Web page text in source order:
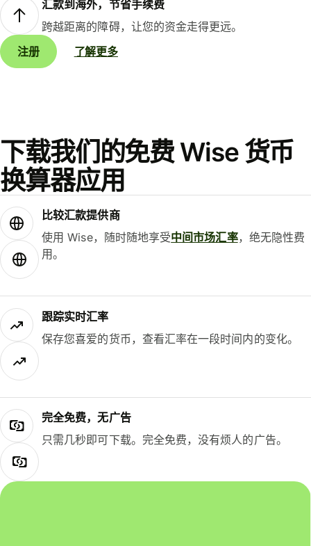
汇款到海外，节省手续费
跨越距离的障碍，让您的资金走得更远。
注册
了解更多
下载我们的免费 Wise 货币
换算器应用
比较汇款提供商
使用 Wise，随时随地享受中间市场汇率，绝无隐性费
用。
跟踪实时汇率
保存您喜爱的货币，查看汇率在一段时间内的变化。
完全免费，无广告
只需几秒即可下载。完全免费，没有烦人的广告。